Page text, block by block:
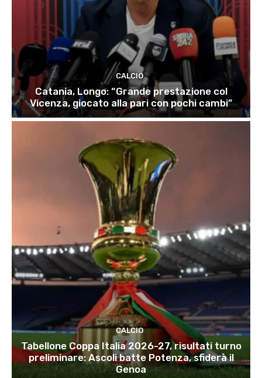
CALCIO
Catania, Longo: “Grande prestazione col
Vicenza, giocato alla pari con pochi cambi”
CALCIO
Tabellone Coppa Italia 2026-27, risultati turno
preliminare: Ascoli batte Potenza, sfiderà il
Genoa